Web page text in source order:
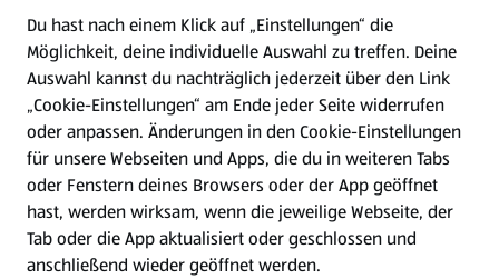
Presse
Hilfe & Kontakt
(öffnet in einem neuen Tab)
Unternehmen
Folge uns hier:
Du hast nach einem Klick auf „Einstellungen“ die
Möglichkeit, deine individuelle Auswahl zu treffen. Deine
Auswahl kannst du nachträglich jederzeit über den Link
„Cookie-Einstellungen“ am Ende jeder Seite widerrufen
oder anpassen. Änderungen in den Cookie-Einstellungen
für unsere Webseiten und Apps, die du in weiteren Tabs
oder Fenstern deines Browsers oder der App geöffnet
hast, werden wirksam, wenn die jeweilige Webseite, der
Tab oder die App aktualisiert oder geschlossen und
anschließend wieder geöffnet werden.